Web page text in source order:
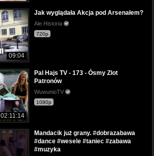
09:04
Jak wyglądała Akcja pod Arsenałem?
Ale Historia
720p
02:11:14
Pal Hajs TV - 173 - Ósmy Zlot
Patronów
WuwunioTV
1080p
Mandacik już grany. #dobrazabawa
#dance #wesele #taniec #zabawa
#muzyka